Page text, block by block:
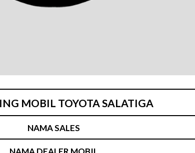
MOBIL TOYOTA SALATIGA
NAMA SALES